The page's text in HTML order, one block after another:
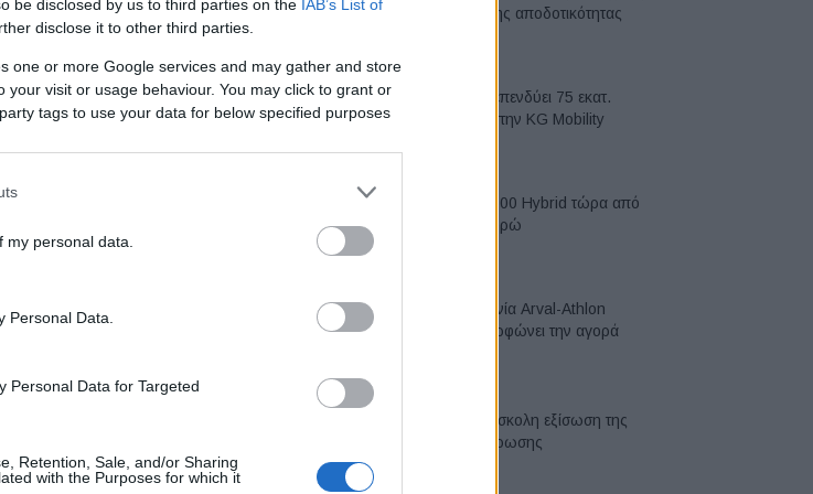
be disclosed by us to third parties on the IAB’s List of
disclose it to other third parties.
one or more Google services and may gather and store
your visit or usage behaviour. You may click to grant or
tags to use your data for below specified purposes
personal data.
Personal Data.
Personal Data for Targeted
Retention, Sale, and/or Sharing
with the Purposes for which it
κορυφή της αποδοτικότητας
Η Chery επενδύει 75 εκατ.
δολάρια στην KG Mobility
Το FIAT 500 Hybrid τώρα από
18.990 ευρώ
Η συμφωνία Arval-Athlon
αναδιαμορφώνει την αγορά
VW: Η δύσκολη εξίσωση της
αναδιάρθρωσης